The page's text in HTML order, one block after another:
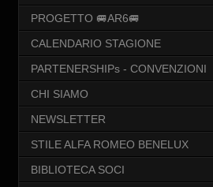
PROGETTO 🚐AR6🚐
CALENDARIO STAGIONE
PARTENERSHIPs - CONVENZIONI
CHI SIAMO
NEWSLETTER
STILE ALFA ROMEO BENELUX
BIBLIOTECA SOCI